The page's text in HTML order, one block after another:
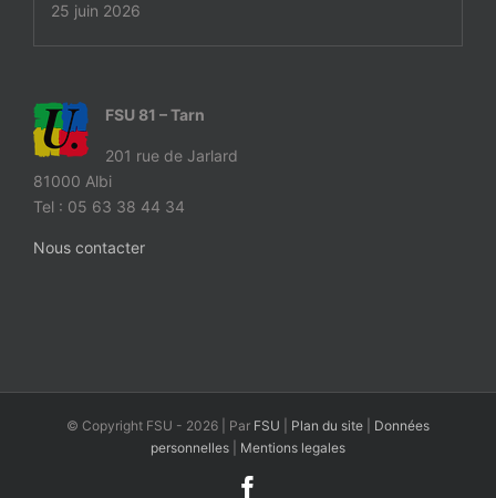
25 juin 2026
FSU 81 – Tarn
201 rue de Jarlard
81000 Albi
Tel : 05 63 38 44 34
Nous contacter
© Copyright FSU - 2026 | Par FSU Plan du site
Données
personnelles
Mentions legales